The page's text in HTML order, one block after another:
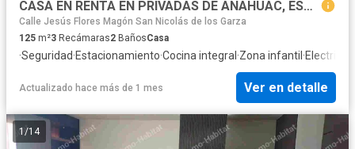
CASA EN RENTA EN PRIVADAS DE ANAHUAC, ESCOBEDO , N.L.
Calle Jesús Flores Magón San Nicolás de los Garza
125 m²3 Recámaras2 BañosCasa
·Seguridad·Estacionamiento·Cocina integral ·Zona infantil ·
Actualizado hace más de 1 mes Ver en detalle
1 /14